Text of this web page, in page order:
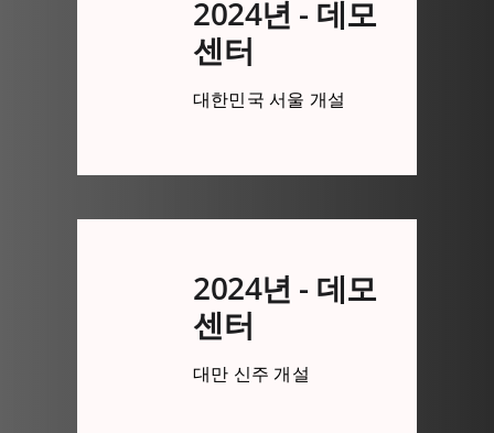
2024년 - 데모
센터
대한민국 서울 개설
2024년 - 데모
센터
대만 신주 개설